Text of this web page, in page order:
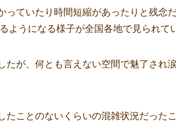
っていたり時間短縮があったりと残念
ようになる様子が全国各地で見られて
が、何とも言えない空間で魅了され
たことのないくらいの混雑状況だった